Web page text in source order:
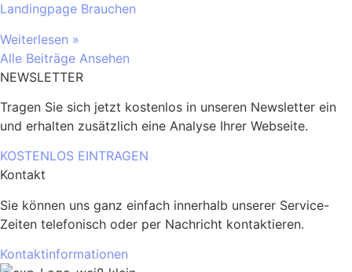
Landingpage Brauchen
Weiterlesen »
Alle Beiträge Ansehen
NEWSLETTER
Tragen Sie sich jetzt kostenlos in unseren Newsletter ein
und erhalten zusätzlich eine Analyse Ihrer Webseite.
KOSTENLOS EINTRAGEN
Kontakt
Sie können uns ganz einfach innerhalb unserer Service-
Zeiten telefonisch oder per Nachricht kontaktieren.
Kontaktinformationen